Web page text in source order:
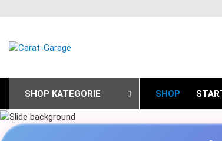
SHOP KATEGORIE SHOP